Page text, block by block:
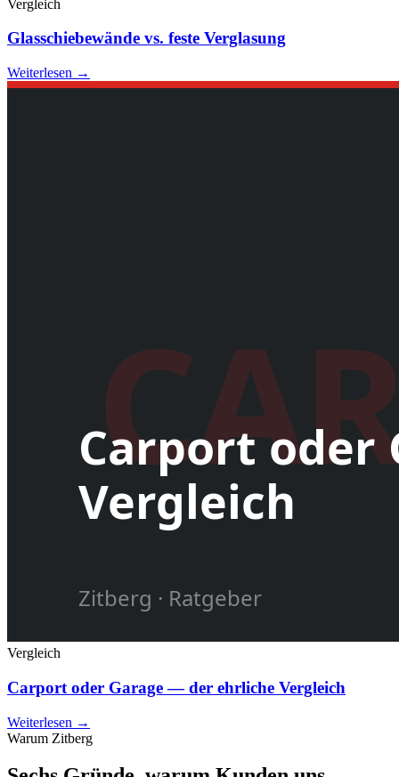
Vergleich
Glasschiebewände vs. feste Verglasung
Weiterlesen →
Vergleich
Carport oder Garage — der ehrliche Vergleich
Weiterlesen →
Warum Zitberg